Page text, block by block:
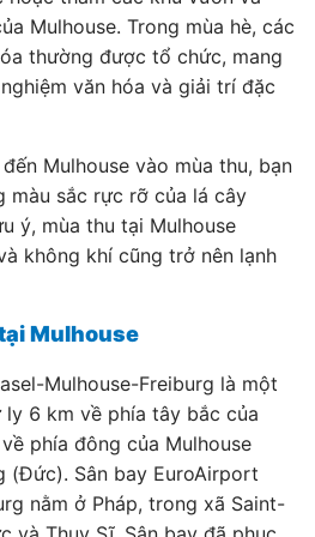
Mulhouse. Trong mùa hè, các
thường được tổ chức, mang
văn hóa và giải trí đặc
Mulhouse vào mùa thu, bạn
màu sắc rực rỡ của lá cây
ý, mùa thu tại Mulhouse
không khí cũng trở nên lạnh
Mulhouse
Mulhouse-Freiburg là một
6 km về phía tây bắc của
phía đông của Mulhouse
(Đức). Sân bay EuroAirport
nằm ở Pháp, trong xã Saint-